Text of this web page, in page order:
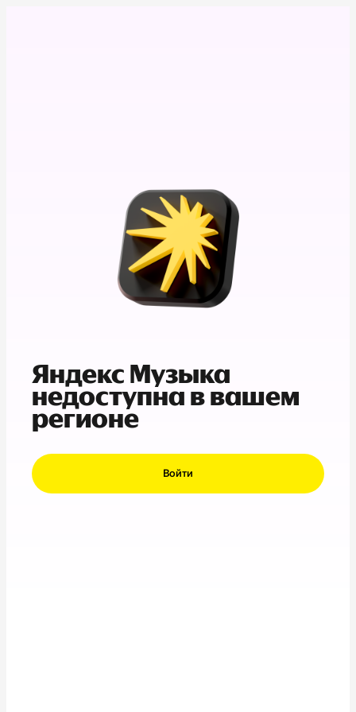
Яндекс Музыка
недоступна в вашем
регионе
Войти